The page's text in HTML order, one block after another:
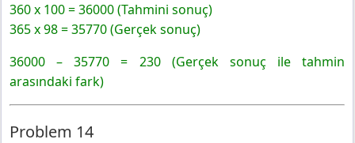
Örnek 2
360 x 100 = 36000 (Tahmini sonuç)
365 x 98 = 35770 (Gerçek sonuç)
36000 – 35770 = 230 (Gerçek sonuç ile tahmin
arasındaki fark)
Problem 14